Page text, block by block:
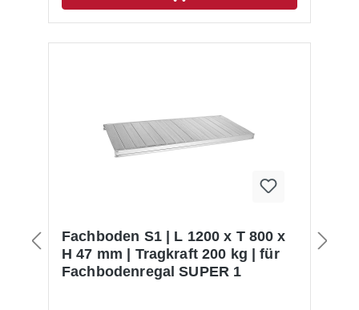
der erste Boden max. 200 mm von unten montiert
Fachboden S1 | L 1200 x T 800 x
H 47 mm | Tragkraft 200 kg | für
Fachbodenregal SUPER 1